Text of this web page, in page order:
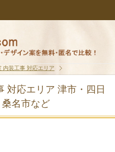
内装工事 対応エリア
対応エリア 津市・四日
名市など